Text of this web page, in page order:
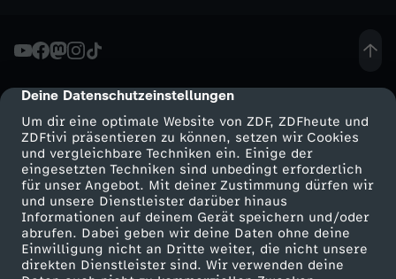
cmp-dialog-description
Deine Datenschutzeinstellungen
Um dir eine optimale Website von ZDF, ZDFheute und
ZDFtivi präsentieren zu können, setzen wir Cookies
und vergleichbare Techniken ein. Einige der
eingesetzten Techniken sind unbedingt erforderlich
für unser Angebot. Mit deiner Zustimmung dürfen wir
und unsere Dienstleister darüber hinaus
Informationen auf deinem Gerät speichern und/oder
abrufen. Dabei geben wir deine Daten ohne deine
Einwilligung nicht an Dritte weiter, die nicht unsere
direkten Dienstleister sind. Wir verwenden deine
e
i
c
h
s
H
Mehr ZDF
ZDF-Apps
Smart TV
Service
ZDFmitreden
Kontakt zum ZDF